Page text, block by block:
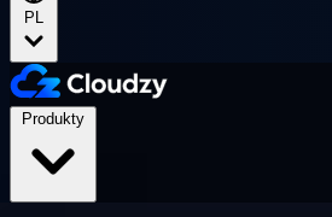
PL